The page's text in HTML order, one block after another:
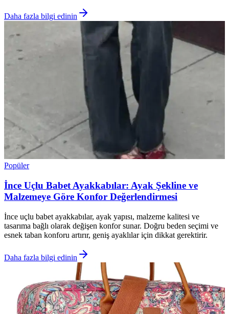
Daha fazla bilgi edinin
Popüler
İnce Uçlu Babet Ayakkabılar: Ayak Şekline ve
Malzemeye Göre Konfor Değerlendirmesi
İnce uçlu babet ayakkabılar, ayak yapısı, malzeme kalitesi ve
tasarıma bağlı olarak değişen konfor sunar. Doğru beden seçimi ve
esnek taban konforu artırır, geniş ayaklılar için dikkat gerektirir.
Daha fazla bilgi edinin